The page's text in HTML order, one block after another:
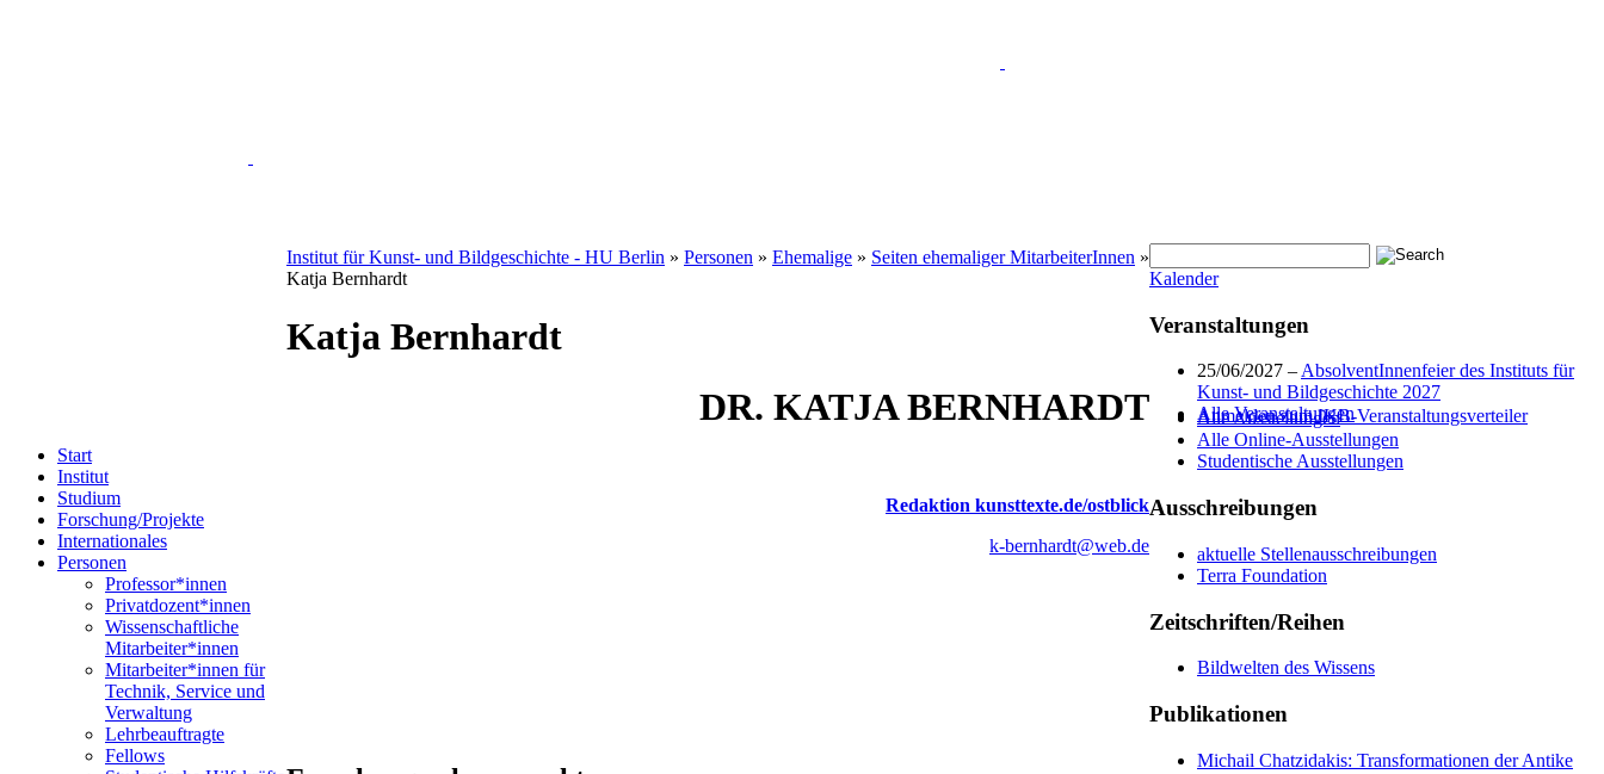
Start
Institut
Studium
Forschung/Projekte
Internationales
Personen
Professor*innen
Privatdozent*innen
Wissenschaftliche
Mitarbeiter*innen
Mitarbeiter*innen für
Technik, Service und
Verwaltung
Lehrbeauftragte
Fellows
Institut für Kunst- und Bildgeschichte - HU Berlin » Personen » Ehemalige » Seiten ehemaliger MitarbeiterInnen »
Katja Bernhardt
Katja Bernhardt
DR. KATJA BERNHARDT
Redaktion kunsttexte.de/ostblick
k-bernhardt@web.de
Kalender
Veranstaltungen
25/06/2027 –AbsolventInnenfeier des Instituts für
Kunst- und Bildgeschichte 2027
Alle Veranstaltungen
Anmelden zum IKB-Veranstaltungsverteiler
Alle Ausstellungen
Alle Online-Ausstellungen
Studentische Ausstellungen
Ausschreibungen
aktuelle Stellenausschreibungen
Terra Foundation
Zeitschriften/Reihen
Bildwelten des Wissens
Publikationen
Michail Chatzidakis: Transformationen der Antike